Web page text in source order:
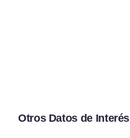
Otros Datos de Interés